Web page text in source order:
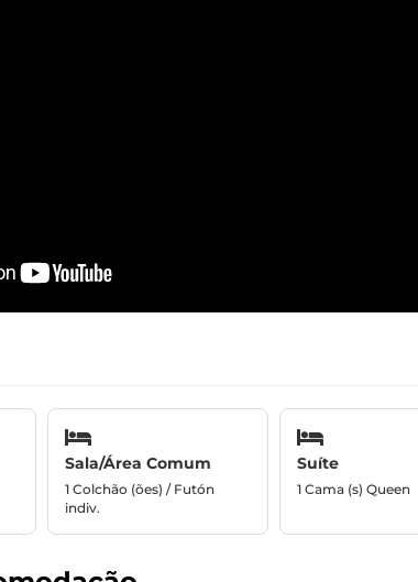
Sala/Área Comum
1 Colchão (ões) / Futón
indiv.
Suíte
1 Cama (s) Queen